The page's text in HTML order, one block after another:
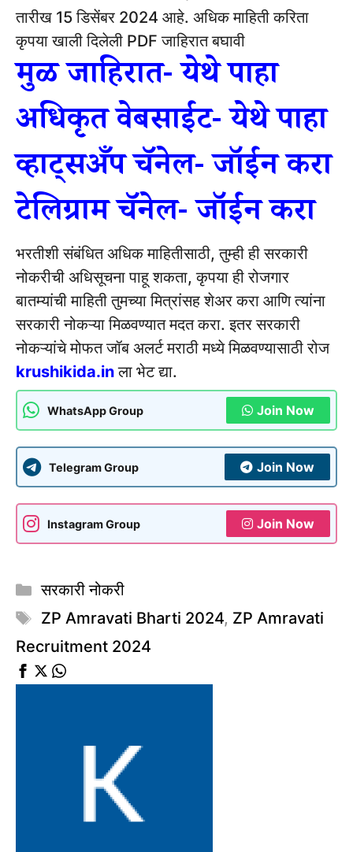
तारीख 15 डिसेंबर 2024 आहे. अधिक माहिती करिता
कृपया खाली दिलेली PDF जाहिरात बघावी
मुळ जाहिरात- येथे पाहा
अधिकृत वेबसाईट- येथे पाहा
व्हाट्सअँप चॅनेल- जॉईन करा
टेलिग्राम चॅनेल- जॉईन करा
भरतीशी संबंधित अधिक माहितीसाठी, तुम्ही ही सरकारी
नोकरीची अधिसूचना पाहू शकता, कृपया ही रोजगार
बातम्यांची माहिती तुमच्या मित्रांसह शेअर करा आणि त्यांना
सरकारी नोकऱ्या मिळवण्यात मदत करा. इतर सरकारी
नोकऱ्यांचे मोफत जॉब अलर्ट मराठी मध्ये मिळवण्यासाठी रोज
krushikida.inला भेट द्या.
WhatsApp Group Join Now
Telegram Group Join Now
Instagram Group Join Now
Categories
सरकारी नोकरी
Tags
ZP Amravati Bharti 2024, ZP Amravati
Recruitment 2024